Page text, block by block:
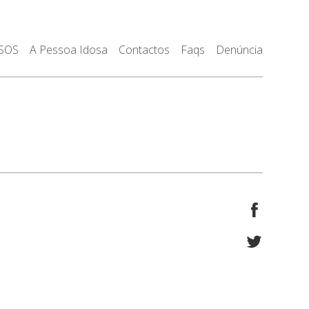
A Pessoa Idosa Contactos Faqs Denúncia